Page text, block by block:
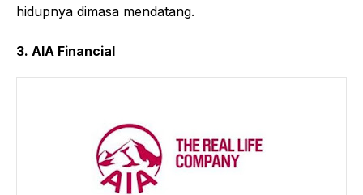
hidupnya dimasa mendatang.
3. AIA Financial